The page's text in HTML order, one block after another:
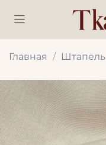
Главная Штапель